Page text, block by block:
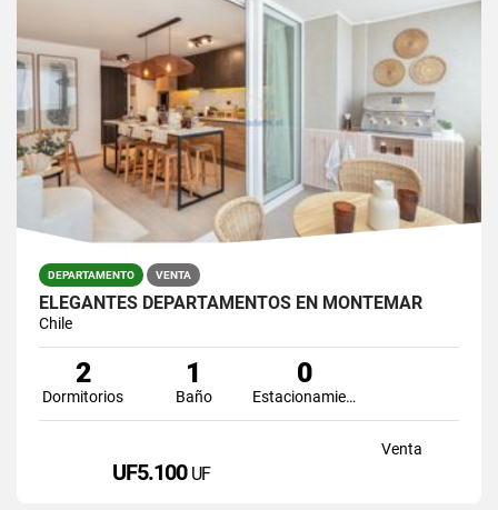
DEPARTAMENTO VENTA
ELEGANTES DEPARTAMENTOS EN MONTEMAR
Chile
2
Dormitorios
1
Baño
0
Estacionamiento
Venta
UF5.100 UF